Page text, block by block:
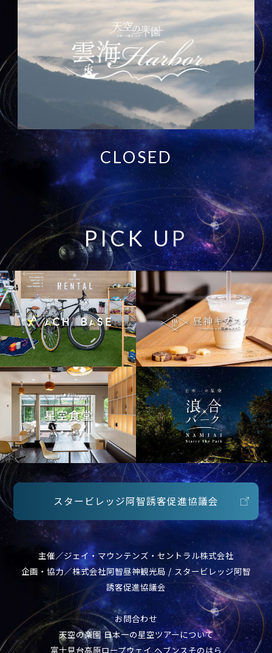
CLOSED
PICK UP
スタービレッジ阿智誘客促進協議会
主催／ジェイ・マウンテンズ・セントラル株式会社
企画・協力／株式会社阿智昼神観光局 / スタービレッジ阿智
誘客促進協議会
お問合わせ
天空の楽園 日本一の星空ツアーについて
富士見台高原ロープウェイ ヘブンスそのはら